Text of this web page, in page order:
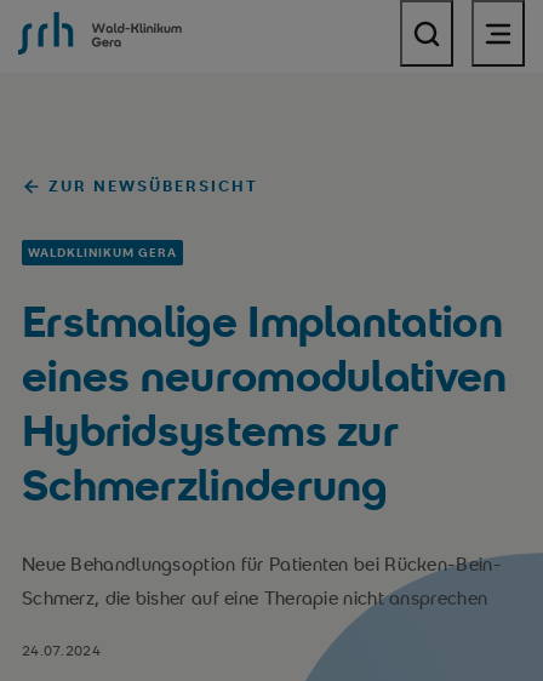
SRH Wald-Klinikum Gera
ZUR NEWSÜBERSICHT
WALDKLINIKUM GERA
Erstmalige Implantation
eines neuromodulativen
Hybridsystems zur
Schmerzlinderung
Neue Behandlungsoption für Patienten bei Rücken-Bein-
Schmerz, die bisher auf eine Therapie nicht ansprechen
24.07.2024